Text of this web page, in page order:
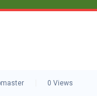
0 Views